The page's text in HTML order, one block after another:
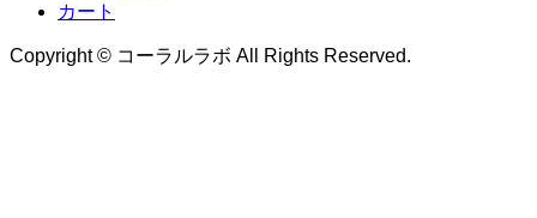
カート
Copyright © コーラルラボ All Rights Reserved.